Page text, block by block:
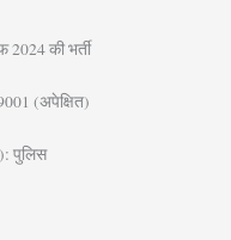
2024 की भर्ती
(अपेक्षित)
पुलिस